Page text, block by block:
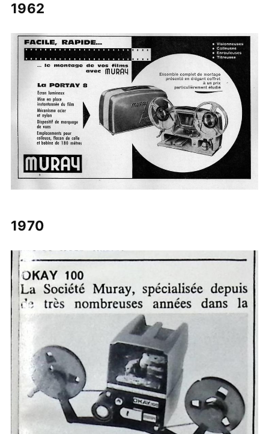
1962
1970